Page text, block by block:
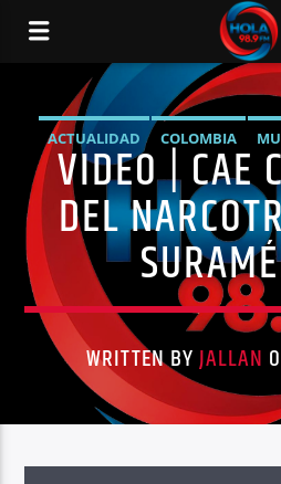
RADIO
0:00
ACTUALIDAD COLOMBIA
NOTICIAS
VIDEO | CAE
DEL
WRITTEN BYJALLAN